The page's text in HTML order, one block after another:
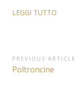
LEGGI TUTTO
Navigazione
articoli
PREVIOUS ARTICLE
Previous
Poltroncine